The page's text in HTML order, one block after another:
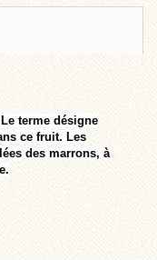
terme désigne
ce fruit. Les
des marrons, à